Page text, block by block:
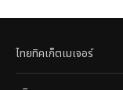
ไทยทิคเก็ตเมเจอร์